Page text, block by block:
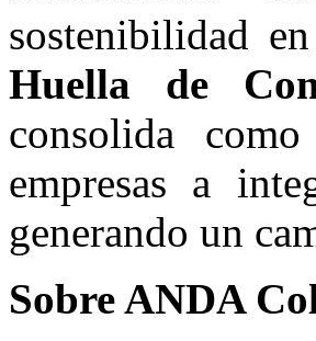
sostenibilidad
Huella de
consolida
empresas a
generando un
Sobre ANDA